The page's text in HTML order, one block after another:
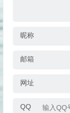
昵称
邮箱
网址
QQ